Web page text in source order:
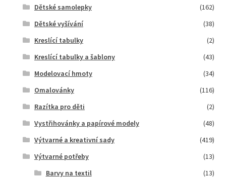
Dětské samolepky
(162)
Dětské vyšívání
(38)
Kreslící tabulky
(2)
Kreslící tabulky a šablony
(43)
Modelovací hmoty
(34)
Omalovánky
(116)
Razítka pro děti
(2)
Vystřihovánky a papírové modely
(48)
Výtvarné a kreativní sady
(419)
Výtvarné potřeby
(13)
Barvy na textil
(13)